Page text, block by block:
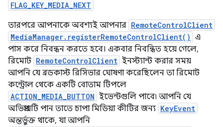
FLAG_KEY_MEDIA_NEXT
তারপরে আপনাকে অবশ্যই আপনার RemoteControlClient
MediaManager.registerRemoteControlClient() এ
পাস করে নিবন্ধন করতে হবে। একবার নিবন্ধিত হয়ে গেলে,
রিমোট RemoteControlClient ইনস্ট্যান্ট করার সময়
আপনি যে ব্রডকাস্ট রিসিভার ঘোষণা করেছিলেন তা রিমোট
কন্ট্রোল থেকে একটি বোতাম টিপলে
ACTION_MEDIA_BUTTON ইভেন্টগুলি পাবে৷ আপনি যে
অভিপ্রায়টি পান তাতে চাপা মিডিয়া কীটির জন্য KeyEvent
অন্তর্ভুক্ত থাকে, যা আপনি